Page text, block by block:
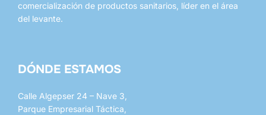
elegir
comercialización de productos sanitarios, líder en el área
del levante.
DÓNDE ESTAMOS
Calle Algepser 24 – Nave 3,
Parque Empresarial Táctica,